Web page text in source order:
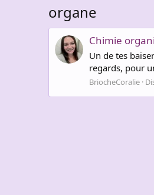
organe
Chimie
Un de tes
regards, pour
BriocheCoralie